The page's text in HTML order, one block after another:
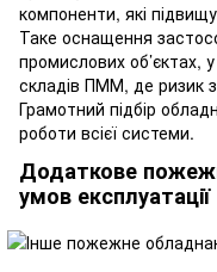
компоненти, які
Таке оснащення
промислових об’єктах,
складів ПММ, де ризик
Грамотний підбір
роботи всієї системи.
Додаткове
умов експлуатації